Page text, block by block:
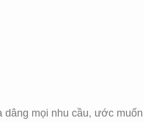
dâng mọi nhu cầu, ước muốn